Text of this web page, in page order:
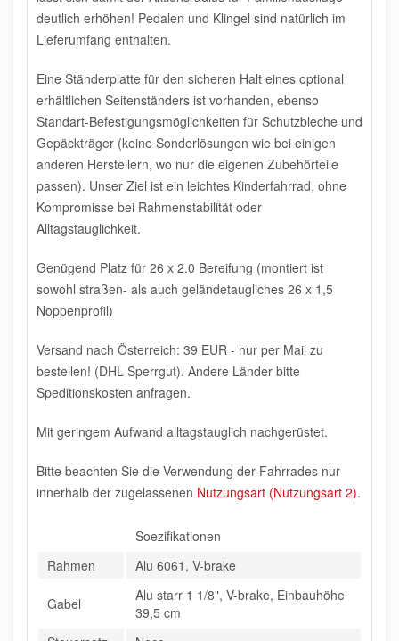
deutlich erhöhen! Pedalen und Klingel sind natürlich im
Lieferumfang enthalten.
Eine Ständerplatte für den sicheren Halt eines optional
erhältlichen Seitenständers ist vorhanden, ebenso
Standart-Befestigungsmöglichkeiten für Schutzbleche und
Gepäckträger (keine Sonderlösungen wie bei einigen
anderen Herstellern, wo nur die eigenen Zubehörteile
passen). Unser Ziel ist ein leichtes Kinderfahrrad, ohne
Kompromisse bei Rahmenstabilität oder
Alltagstauglichkeit.
Genügend Platz für 26 x 2.0 Bereifung (montiert ist
sowohl straßen- als auch geländetaugliches 26 x 1,5
Noppenprofil)
Versand nach Österreich: 39 EUR - nur per Mail zu
bestellen! (DHL Sperrgut). Andere Länder bitte
Speditionskosten anfragen.
Mit geringem Aufwand alltagstauglich nachgerüstet.
Bitte beachten Sie die Verwendung der Fahrrades nur
innerhalb der zugelassenen Nutzungsart (Nutzungsart 2).
Soezifikationen
Rahmen
Alu 6061, V-brake
Gabel
Alu starr 1 1/8", V-brake, Einbauhöhe
39,5 cm